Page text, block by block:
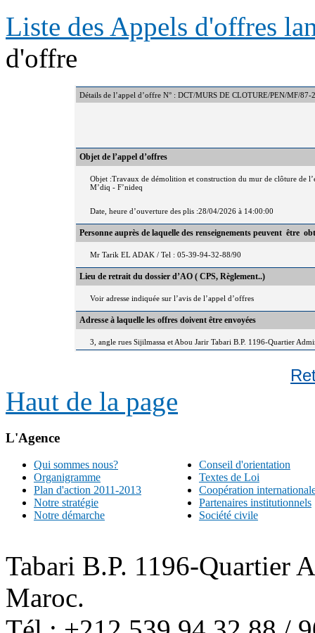
Liste des Appels d'offres
d'offre
Détails de l’appel d’offre N° : DCT/MURS DE CLOTURE/PEN/MF/87-
Objet de l’appel d’offres
Objet :Travaux de démolition et construction du mur de clôture de
M’diq - F’nideq
Date, heure d’ouverture des plis :28/04/2026 à 14:00:00
Personne auprès de laquelle des renseignements peuvent être
Mr Tarik EL ADAK / Tel : 05-39-94-32-88/90
Lieu de retrait du dossier d’AO ( CPS, Règlement..)
Voir adresse indiquée sur l’avis de l’appel d’offres
Adresse à laquelle les offres doivent être envoyées
3, angle rues Sijilmassa et Abou Jarir Tabari B.P. 1196-Quartier
Haut de la page
L'Agence
Qui sommes nous?
Organigramme
Plan d'action 2011-2013
Notre stratégie
Notre démarche
Conseil d'orientation
Textes de Loi
Coopération
Partenaires institutionnels
Société civile
Tabari B.P. 1196-Quartier
Maroc.